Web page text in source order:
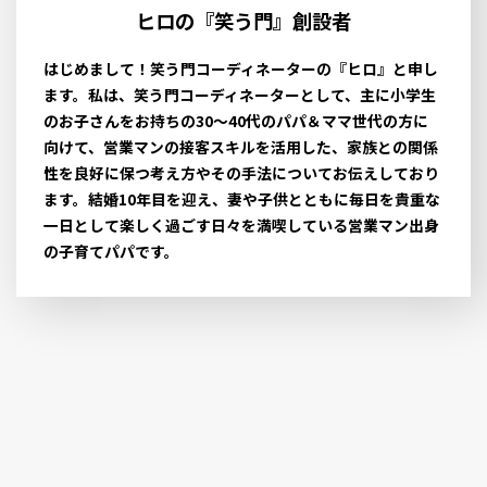
ヒロの『笑う門』創設者
はじめまして！笑う門コーディネーターの『ヒロ』と申し
ます。私は、笑う門コーディネーターとして、主に小学生
のお子さんをお持ちの30〜40代のパパ＆ママ世代の方に
向けて、営業マンの接客スキルを活用した、家族との関係
性を良好に保つ考え方やその手法についてお伝えしており
ます。結婚10年目を迎え、妻や子供とともに毎日を貴重な
一日として楽しく過ごす日々を満喫している営業マン出身
の子育てパパです。